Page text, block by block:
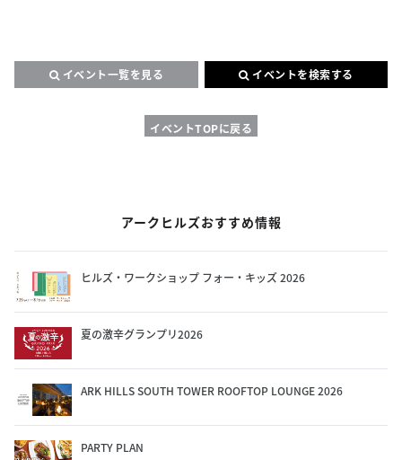
イベント一覧を見る イベントを検索する
イベントTOPに戻る
アークヒルズおすすめ情報
ヒルズ・ワークショップ フォー・キッズ 2026
夏の激辛グランプリ2026
ARK HILLS SOUTH TOWER ROOFTOP LOUNGE 2026
PARTY PLAN